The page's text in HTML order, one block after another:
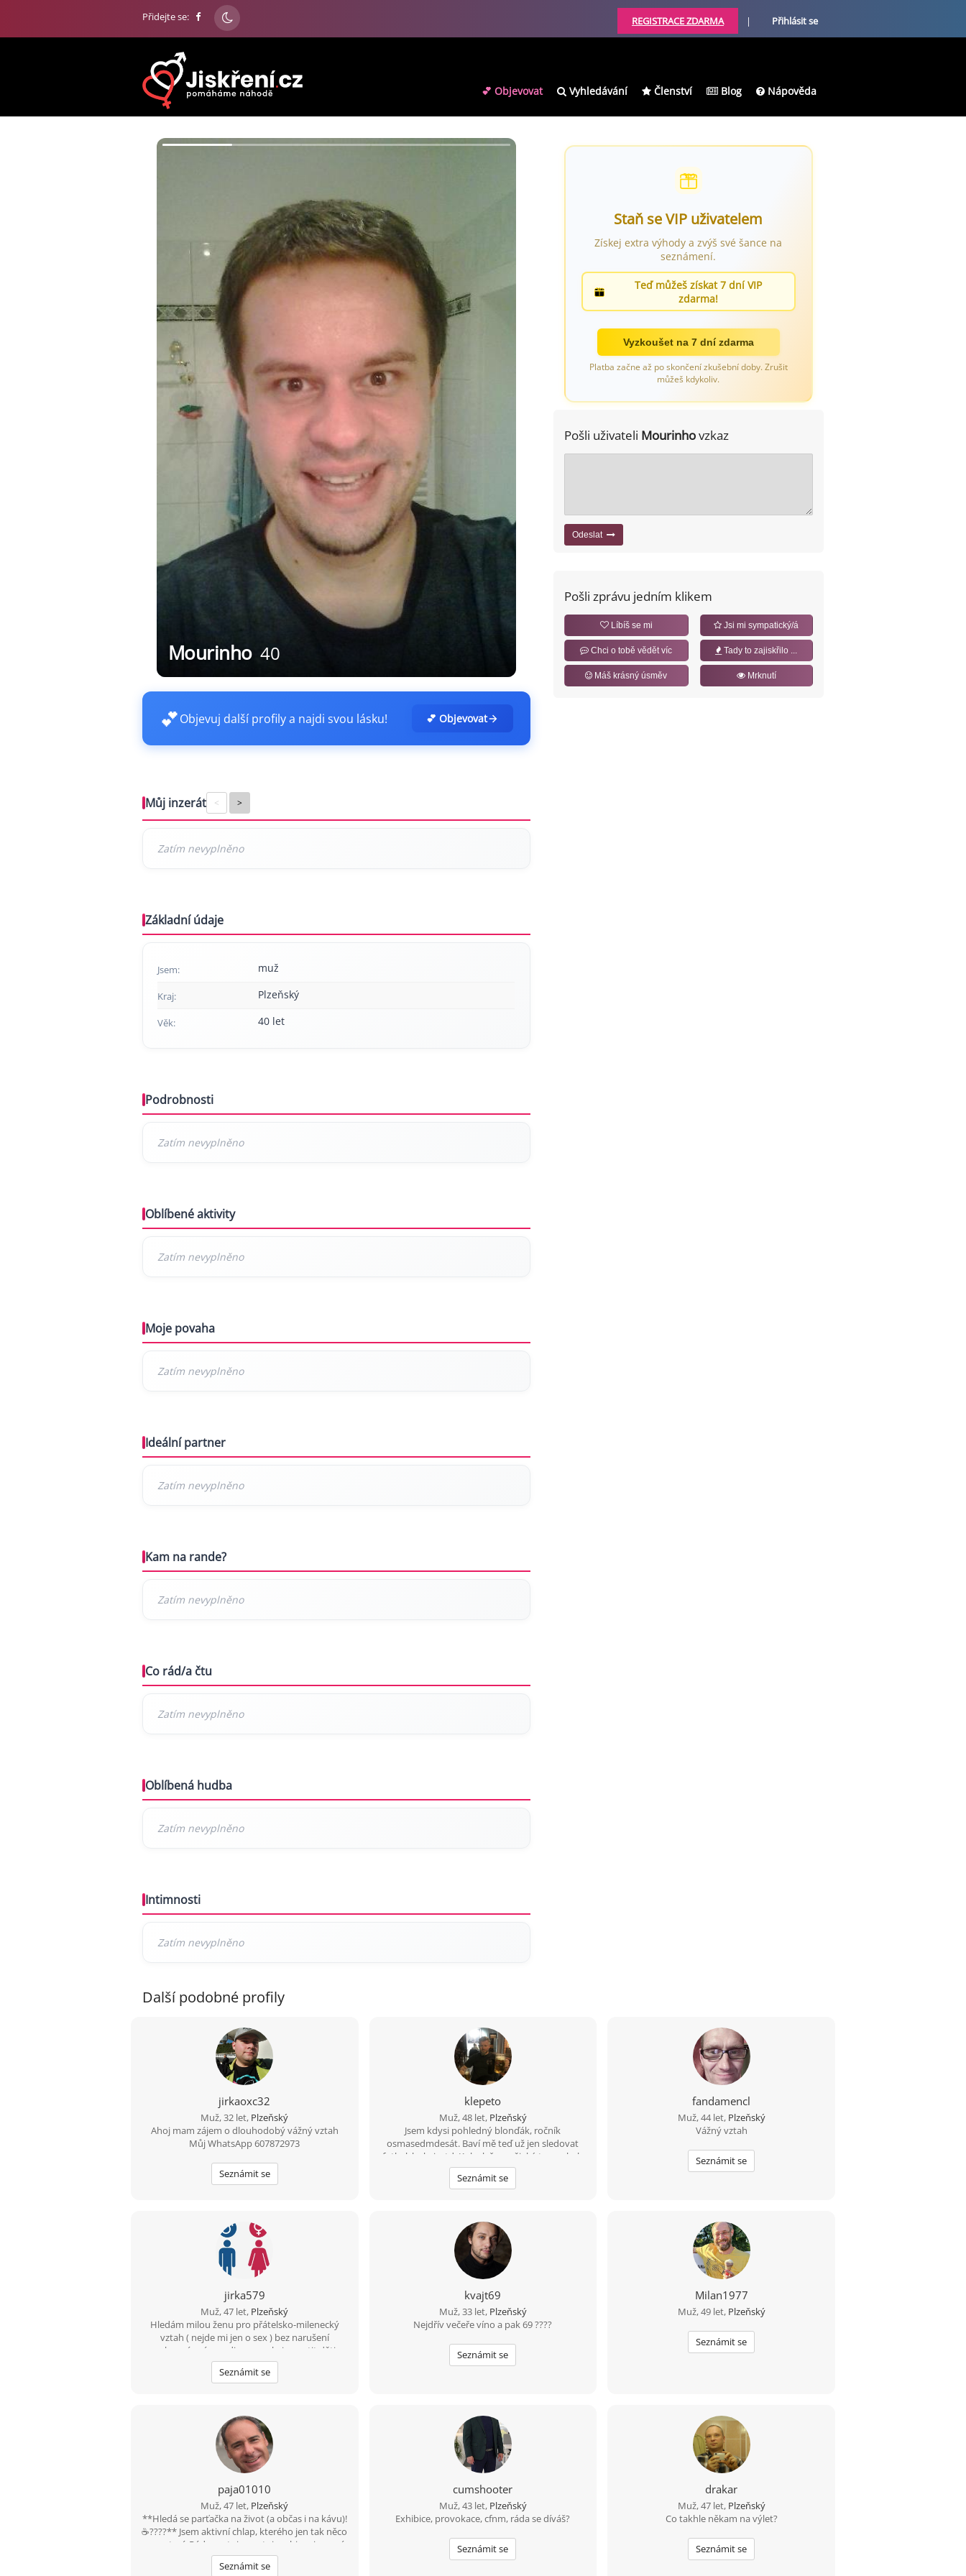
Přidejte se: REGISTRACE ZDARMA | Přihlásit se
💕 Objevovat Vyhledávání Členství Blog Nápověda
Mourinho 40
💕Objevuj další profily a najdi svou lásku! 💕 Objevovat
Můj inzerát < >
Základní údaje
Jsem: muž
Kraj: Plzeňský
Věk: 40 let
Podrobnosti
Oblíbené aktivity
Moje povaha
Ideální partner
Kam na rande?
Co rád/a čtu
Oblíbená hudba
Intimnosti
Staň se VIP uživatelem
Získej extra výhody a zvýš své šance na
seznámení.
Teď můžeš získat 7 dní VIP
zdarma!
Vyzkoušet na 7 dní zdarma
Platba začne až po skončení zkušební doby. Zrušit
můžeš kdykoliv.
Pošli uživateli Mourinhovzkaz
Odeslat
Pošli zprávu jedním klikem
Líbíš se mi Jsi mi sympatický/á
Chci o tobě vědět víc Tady to zajiskřilo ...
Máš krásný úsměv Mrknutí
Další podobné profily
jirkaoxc32
Muž, 32 let, Plzeňský
Ahoj mam zájem o dlouhodobý vážný vztah
Můj WhatsApp 607872973
Seznámit se
klepeto
Muž, 48 let, Plzeňský
Jsem kdysi pohledný blonďák, ročník
osmasedmdesát. Baví mě teď už jen sledovat
fotbal, hokej, atd. Kolo, lyže a nějaký ten pohyb
ve vodě ještě zvládnu a možná i běh (pár
metrů;-) A co hledám? Zajímavý ženský objekt
Seznámit se
fandamencl
Muž, 44 let, Plzeňský
Vážný vztah
Seznámit se
jirka579
Muž, 47 let, Plzeňský
Hledám milou ženu pro přátelsko-milenecký
vztah ( nejde mi jen o sex ) bez narušení
soukromí, mám rodinu a nechci opustit děti .
Prostě potřebuji utéct od stereotypu
Seznámit se
kvajt69
Muž, 33 let, Plzeňský
Nejdřív večeře víno a pak 69 ????
Seznámit se
Milan1977
Muž, 49 let, Plzeňský
Seznámit se
paja01010
Muž, 47 let, Plzeňský
**Hledá se parťačka na život (a občas i na kávu)!
☕????** Jsem aktivní chlap, kterého jen tak něco
nezastaví. Rád sportuju, cestuju, objevuju nová
místa a zážitky. Jsem pro každou legraci, protože
život je přece mnohem lepší s úsměvem na
Seznámit se
cumshooter
Muž, 43 let, Plzeňský
Exhibice, provokace, cfnm, ráda se díváš?
Seznámit se
drakar
Muž, 47 let, Plzeňský
Co takhle někam na výlet?
Seznámit se